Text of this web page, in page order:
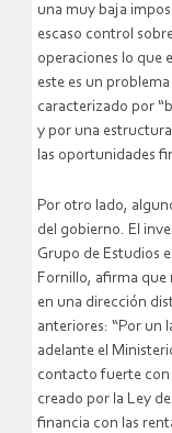
una muy baja
escaso control
operaciones lo que
este es un
caracterizado por
y por una
las oportunidades
Por otro lado,
del gobierno. El
Grupo de Estudios
Fornillo, afirma que
en una dirección
anteriores: “Por un
adelante el
contacto fuerte con
creado por la Ley
financia con las